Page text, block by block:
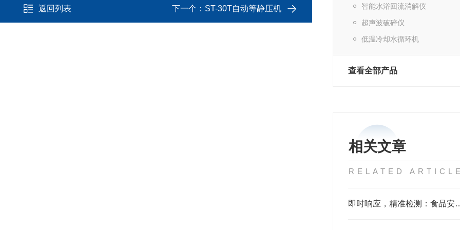
智能水浴回流消解仪
超声波破碎仪
低温冷却水循环机
查看全部产品
相关文章
RELATED
即时响应，精准检测：食
返回列表 下一个： ST-30T自动等静压机